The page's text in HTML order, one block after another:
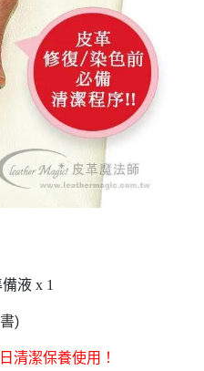
液 x 1
)
清潔保養使用！